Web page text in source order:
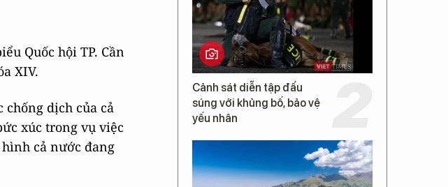
Quốc hội TP. Cần
XIV.
dịch của cả
xúc trong vụ việc
cả nước đang
Cảnh sát diễn tập đấu
súng với khủng bố, bảo vệ
yếu nhân